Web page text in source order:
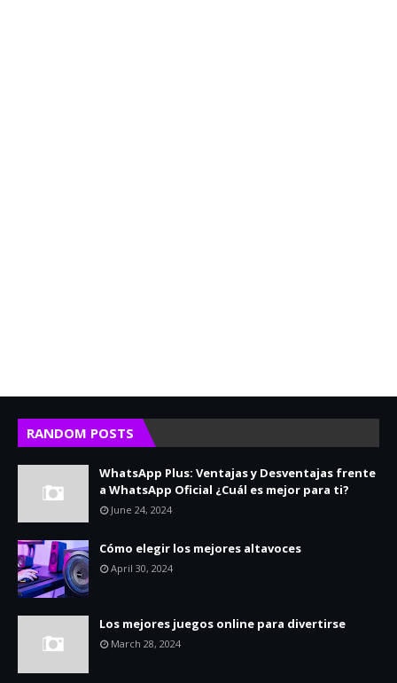
RANDOM POSTS
WhatsApp Plus: Ventajas y Desventajas frente
a WhatsApp Oficial ¿Cuál es mejor para ti?
June 24, 2024
Cómo elegir los mejores altavoces
April 30, 2024
Los mejores juegos online para divertirse
March 28, 2024